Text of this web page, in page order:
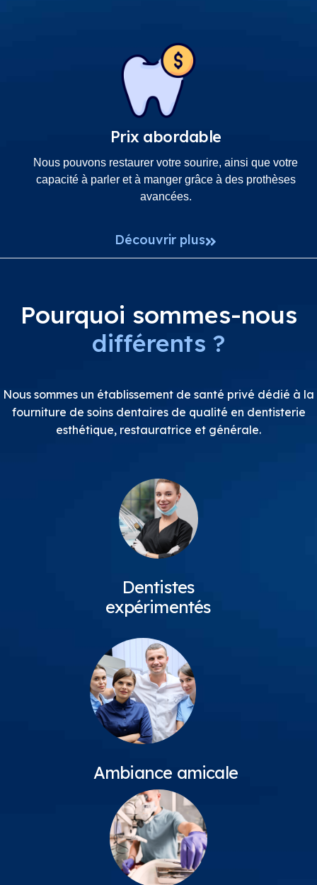
Prix abordable
Nous pouvons restaurer votre sourire, ainsi que votre
capacité à parler et à manger grâce à des prothèses
avancées.
Découvrir plus
Pourquoi sommes-nous
différents ?
Nous sommes un établissement de santé privé dédié à la
fourniture de soins dentaires de qualité en dentisterie
esthétique, restauratrice et générale.
Dentistes
expérimentés
Ambiance amicale